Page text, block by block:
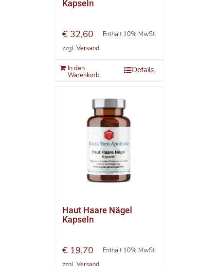
Kapseln
€32,60
Enthält 10% MwSt.
zzgl. Versand
In den
Warenkorb
Details
Haut Haare Nägel
Kapseln
€19,70
Enthält 10% MwSt.